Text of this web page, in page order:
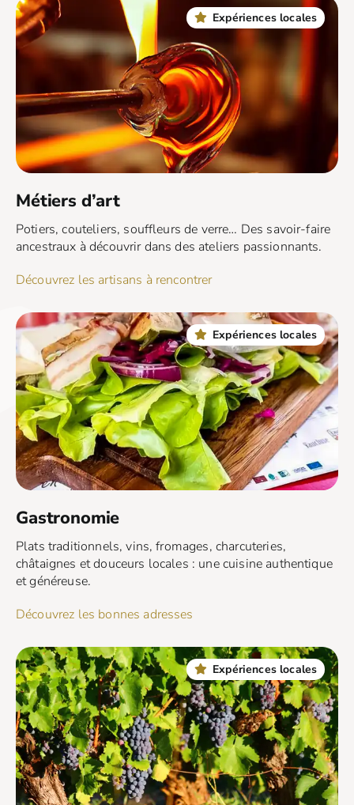
Expériences locales
Métiers d’art
Potiers, couteliers, souffleurs de verre… Des savoir-faire
ancestraux à découvrir dans des ateliers passionnants.
Découvrez les artisans à rencontrer
Expériences locales
Gastronomie
Plats traditionnels, vins, fromages, charcuteries,
châtaignes et douceurs locales : une cuisine authentique
et généreuse.
Découvrez les bonnes adresses
Expériences locales